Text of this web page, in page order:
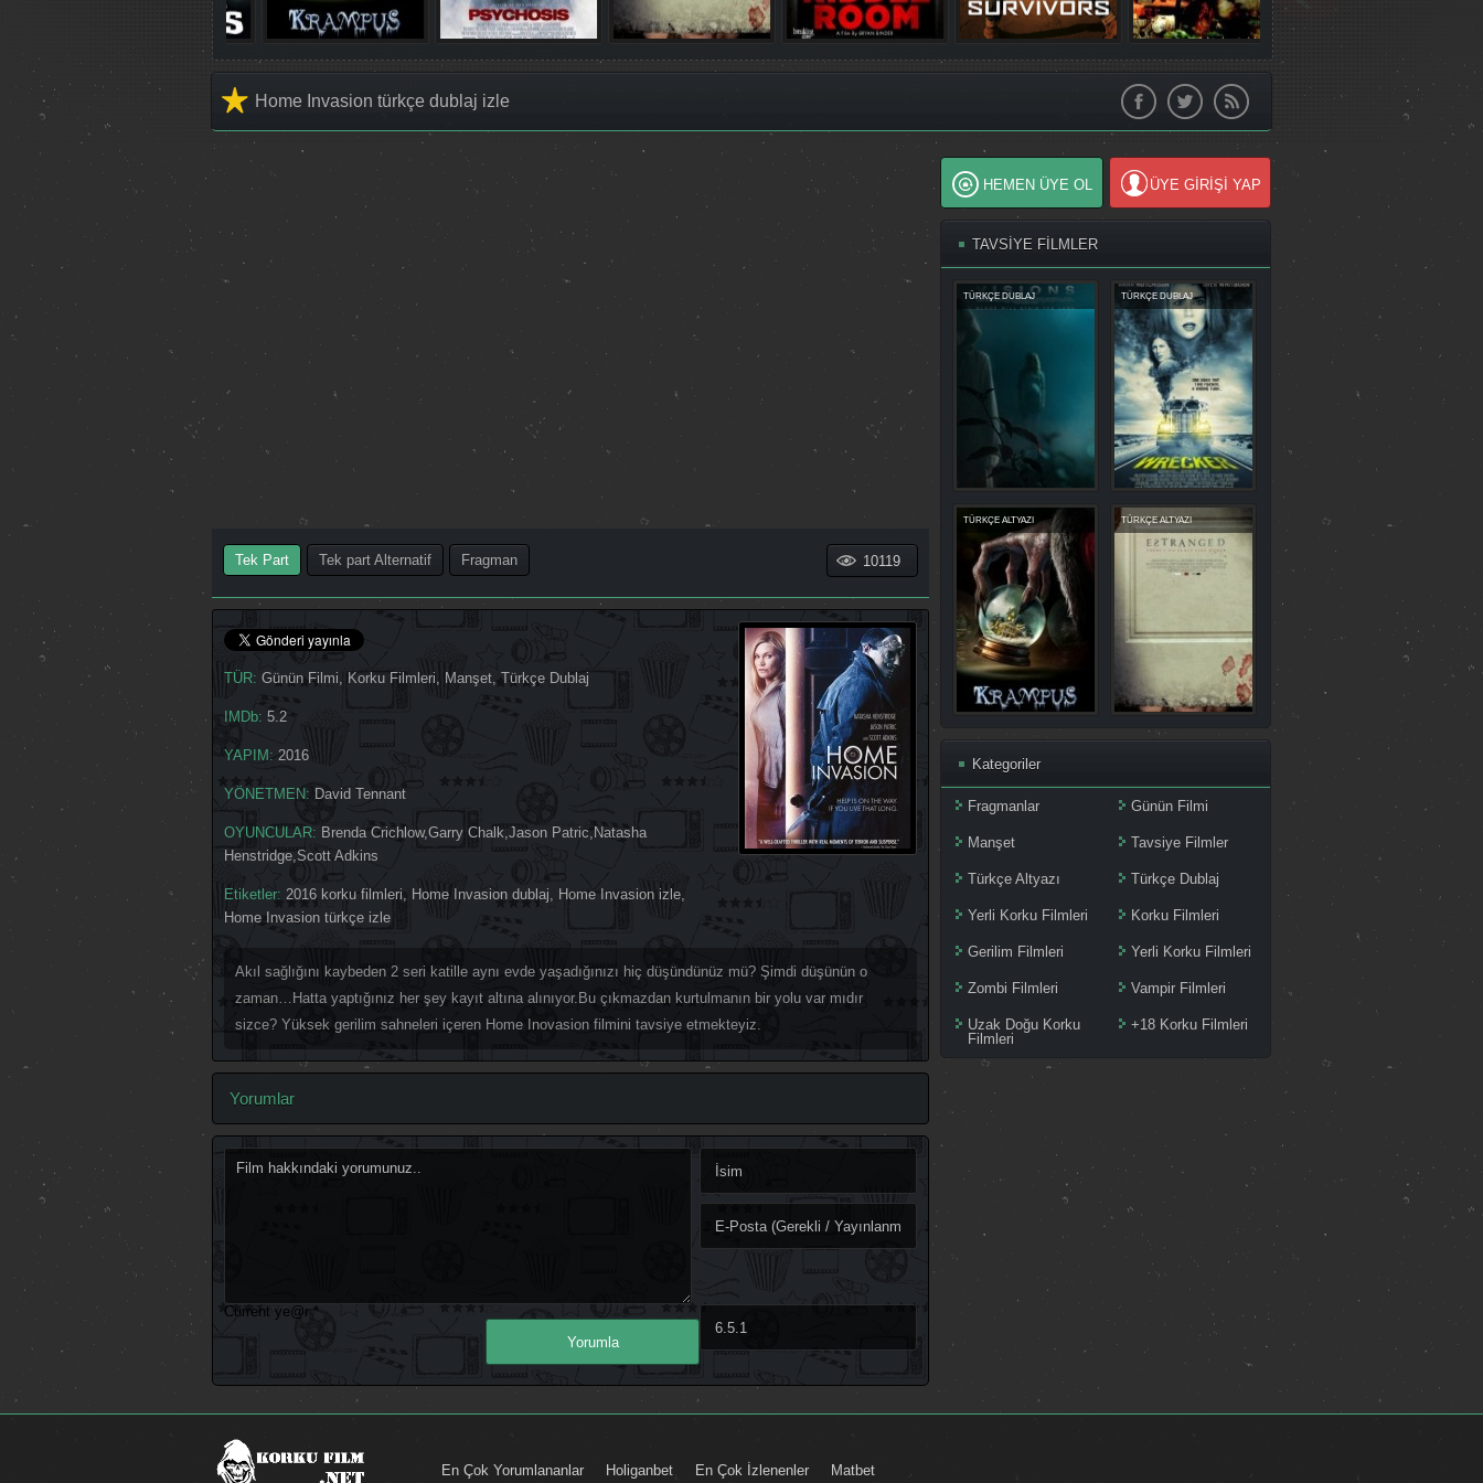
Home Invasion türkçe dublaj izle
Tek Part Tek part Alternatif Fragman 10119
TÜR: Günün Filmi, Korku Filmleri, Manşet, Türkçe Dublaj
IMDb: 5.2
YAPIM: 2016
YÖNETMEN: David Tennant
OYUNCULAR: Brenda Crichlow,Garry Chalk,Jason Patric, Natasha
Henstridge,Scott Adkins
Etiketler: 2016 korku filmleri, Home Invasion dublaj, Home Invasion izle,
Home Invasion türkçe izle
Akıl sağlığını kaybeden 2 seri katille aynı evde yaşadığınızı hiç düşündünüz mü? Şimdi düşünün o
zaman…Hatta yaptığınız her şey kayıt altına alınıyor.Bu çıkmazdan kurtulmanın bir yolu var mıdır
sizce? Yüksek gerilim sahneleri içeren Home Inovasion filmini tavsiye etmekteyiz.
Yorumlar
Current ye@r *
HEMEN ÜYE OL ÜYE GİRİŞİ YAP
TAVSİYE FİLMLER
TÜRKÇE DUBLAJ TÜRKÇE DUBLAJ
TÜRKÇE ALTYAZI TÜRKÇE ALTYAZI
Kategoriler
Fragmanlar Günün Filmi
Manşet Tavsiye Filmler
Türkçe Altyazı Türkçe Dublaj
Yerli Korku Filmleri Korku Filmleri
Gerilim Filmleri Yerli Korku Filmleri
Zombi Filmleri Vampir Filmleri
Uzak Doğu Korku
Filmleri
+18 Korku Filmleri
En Çok Yorumlananlar Holiganbet En Çok İzlenenler Matbet